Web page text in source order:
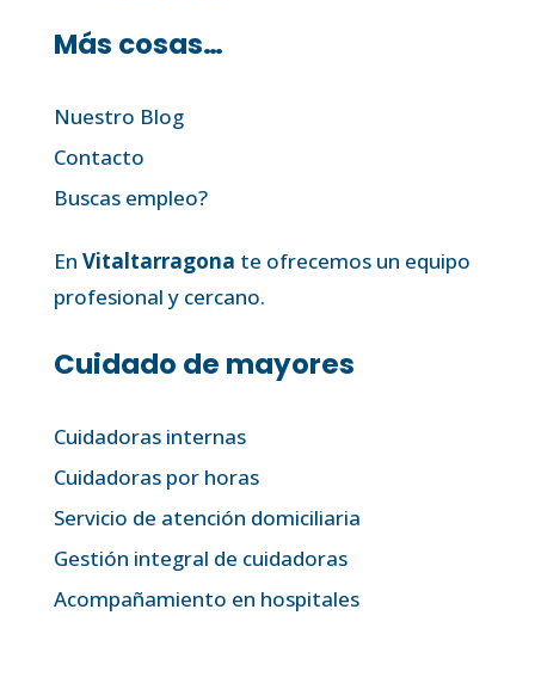
Más cosas…
Nuestro Blog
Contacto
Buscas empleo?
En Vitaltarragona te ofrecemos un equipo
profesional y cercano.
Cuidado de mayores
Cuidadoras internas
Cuidadoras por horas
Servicio de atención domiciliaria
Gestión integral de cuidadoras
Acompañamiento en hospitales